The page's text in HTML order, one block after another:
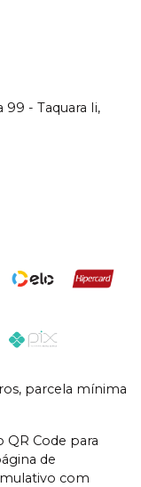
99 - Taquara Ii,
parcela mínima
QR Code para
de
com